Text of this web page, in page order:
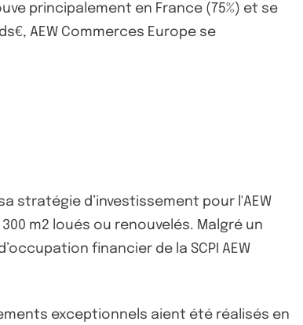
principalement en France (75%) et se
AEW Commerces Europe se
stratégie d’investissement pour l'AEW
m2 loués ou renouvelés. Malgré un
financier de la SCPI AEW
exceptionnels aient été réalisés en